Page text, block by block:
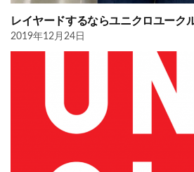
レイヤードするならユニクロユーク
2019年12月24日